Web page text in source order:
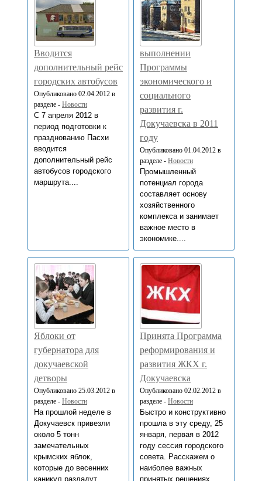
Вводится
дополнительный рейс
городских автобусов
Опубликовано 02.04.2012 в
разделе - Новости
С 7 апреля 2012 в
период подготовки к
празднованию Пасхи
вводится
дополнительный рейс
автобусов городского
маршрута....
выполнении
Программы
экономического и
социального
развития г.
Докучаевска в 2011
году
Опубликовано 01.04.2012 в
разделе - Новости
Промышленный
потенциал города
составляет основу
хозяйственного
комплекса и занимает
важное место в
экономике....
Яблоки от
губернатора для
докучаевской
детворы
Опубликовано 25.03.2012 в
разделе - Новости
На прошлой неделе в
Докучаевск привезли
около 5 тонн
замечательных
крымских яблок,
которые до весенних
каникул раздадут
Принята Программа
реформирования и
развития ЖКХ г.
Докучаевска
Опубликовано 02.02.2012 в
разделе - Новости
Быстро и конструктивно
прошла в эту среду, 25
января, первая в 2012
году сессия городского
совета. Расскажем о
наиболее важных
принятых решениях....